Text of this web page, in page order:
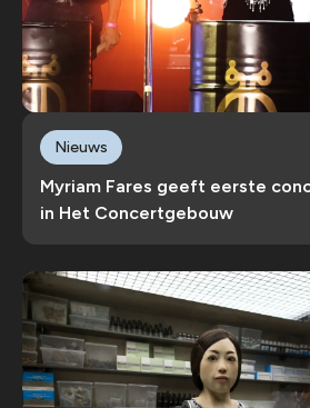
Myriam Fares geeft eerste
in Het Concertgebouw
Nieuws